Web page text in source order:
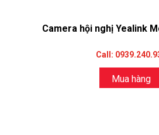
Camera hội nghị Yealink
Call:
Mua hàng